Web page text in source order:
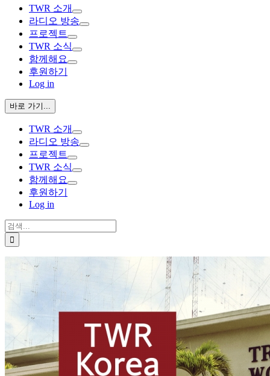
TWR 소개
라디오 방송
프로젝트
TWR 소식
함께해요
후원하기
Log in
바로 가기...
TWR 소개
라디오 방송
프로젝트
TWR 소식
함께해요
후원하기
Log in
검
색: